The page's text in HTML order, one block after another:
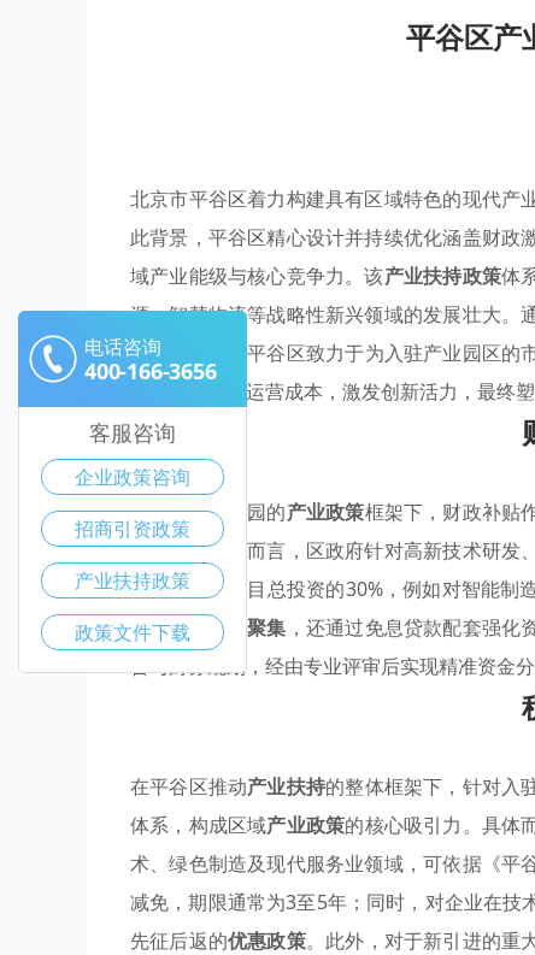
平谷区产
北京市平谷区着力构建具有区域特色的现代产
此背景，平谷区精心设计并持续优化涵盖财政
域产业能级与核心竞争力。该产业扶持政策体
源、智慧物流等战略性新兴领域的发展壮大。
惠政策
组合，平谷区致力于为入驻产业园区
方位降低企业运营成本，激发创新活力，最终
在平谷区产业园的产业政策框架下，财政补贴
营成本。具体而言，区政府针对高新技术研发
高额度可达项目总投资的30%，例如对智能制
加速优势产业聚集 ，还通过免息贷款配套强
告与财务规划，经由专业评审后实现精准资金
在平谷区推动产业扶持的整体框架下，针对入
体系，构成区域产业政策的核心吸引力。具体
术、绿色制造及现代服务业领域，可依据《平
减免，期限通常为3至5年；同时，对企业在
先征后返的优惠政策。此外，对于新引进的重
电话咨询
400-166-3656
客服咨询
企业政策咨询
招商引资政策
产业扶持政策
政策文件下载